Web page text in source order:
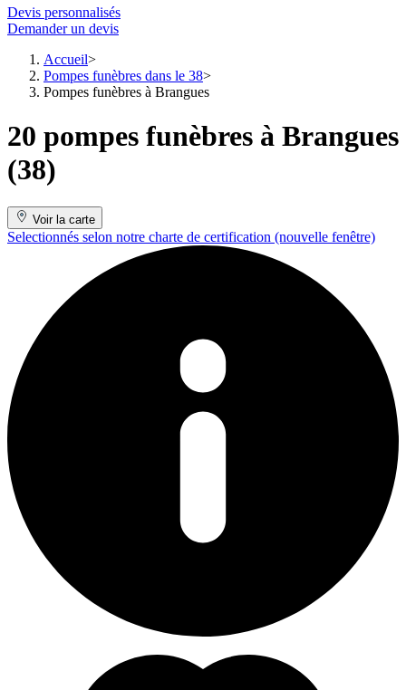
Devis personnalisés
Demander un devis
Accueil
Pompes funèbres dans le 38
Pompes funèbres à Brangues
20 pompes funèbres à Brangues
(38)
Voir la carte
Selectionnés selon notre charte de certification (nouvelle fenêtre)